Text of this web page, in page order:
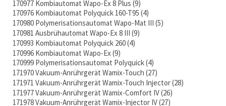
170977 Kombiautomat Wapo-Ex 8 Plus 9
170976 Kombiautomat Polyquick 160-T95 4
170980 Polymerisationsautomat Wapo-Mat III 5
170981 Ausbrühautomat Wapo-Ex 8 III 9
170993 Kombiautomat Polyquick 260 4
170996 Kombiautomat Wapo-Ex 9
170999 Polymerisationsautomat Polyquick 4
171970 Vakuum-Anrührgerät Wamix-Touch 27
171971 Vakuum-Anrührgerät Wamix-Touch Injector 28
171977 Vakuum-Anrührgerät Wamix-Comfort IV 26
171978 Vakuum-Anrührgerät Wamix-Injector IV 27